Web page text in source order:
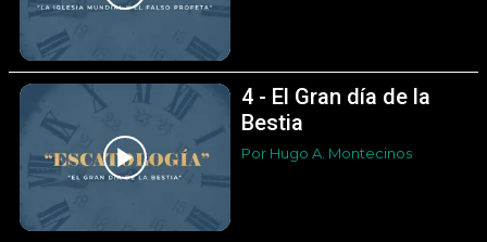
4 - El Gran día de la
Bestia
Por Hugo A. Montecinos